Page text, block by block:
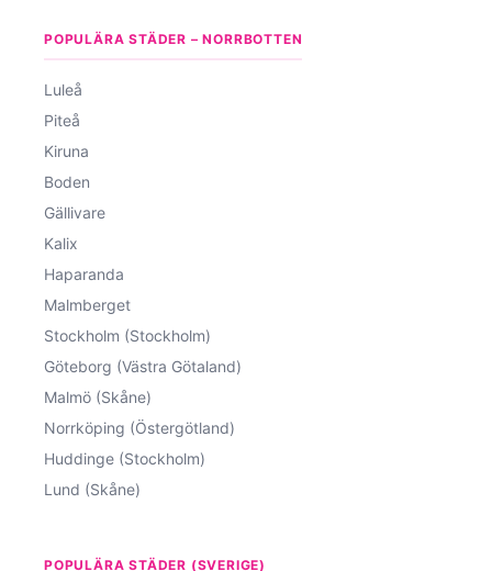
POPULÄRA STÄDER – NORRBOTTEN
Luleå
Piteå
Kiruna
Boden
Gällivare
Kalix
Haparanda
Malmberget
Stockholm (Stockholm)
Göteborg (Västra Götaland)
Malmö (Skåne)
Norrköping (Östergötland)
Huddinge (Stockholm)
Lund (Skåne)
POPULÄRA STÄDER (SVERIGE)